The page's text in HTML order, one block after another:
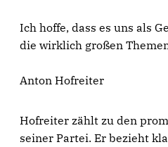
Ich hoffe, dass es uns als
die wirklich großen
Anton Hofreiter
Hofreiter zählt zu den
seiner Partei. Er bezieht